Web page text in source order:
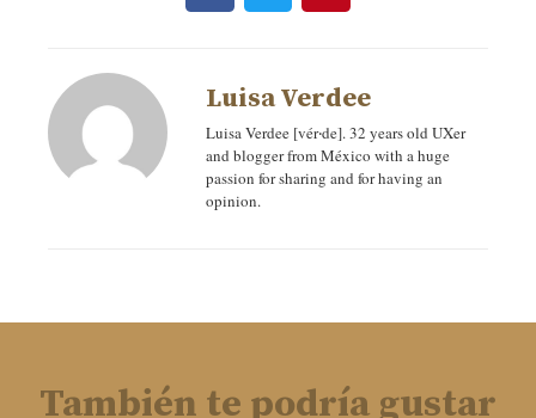
Luisa Verdee
Luisa Verdee [vér‧de]. 32 years old UXer
and blogger from México with a huge
passion for sharing and for having an
opinion.
También te podría gustar